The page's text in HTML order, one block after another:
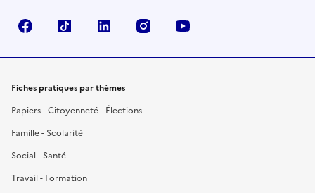
FacebookTikTok LinkedIn Instagram
Fiches pratiques par thèmes
Papiers - Citoyenneté - Élections
Famille - Scolarité
Social - Santé
Travail - Formation